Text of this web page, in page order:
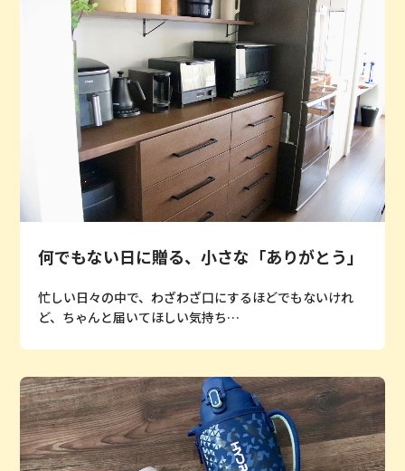
何でもない日に贈る、小さな「ありがとう」
忙しい日々の中で、わざわざ口にするほどでもないけれ
ど、ちゃんと届いてほしい気持ち…